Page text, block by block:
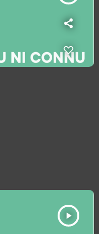
play_arrow